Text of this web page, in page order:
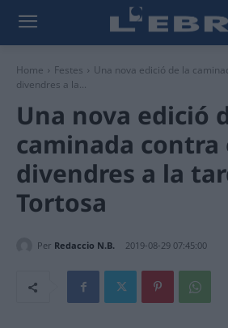
Home Festes
Una nova edició de la
divendres a la...
Una nova edició
caminada contra
divendres a la
Tortosa
Per Redaccio N.B. 2019-08-29 07:45:00